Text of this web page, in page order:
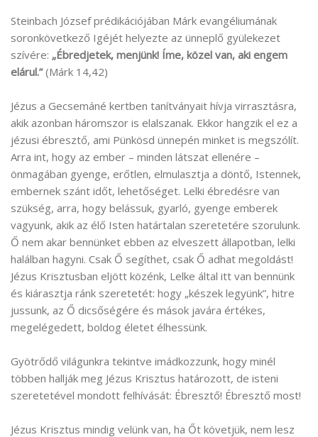
Steinbach József prédikációjában Márk evangéliumának
soronkövetkező Igéjét helyezte az ünneplő gyülekezet
szívére: „Ébredjetek, menjünk! Íme, közel van, aki engem
elárul.”(Márk 14,42)
Jézus a Gecsemáné kertben tanítványait hívja virrasztásra,
akik azonban háromszor is elalszanak. Ekkor hangzik el ez a
jézusi ébresztő, ami Pünkösd ünnepén minket is megszólít.
Arra int, hogy az ember – minden látszat ellenére –
önmagában gyenge, erőtlen, elmulasztja a döntő, Istennek,
embernek szánt időt, lehetőséget. Lelki ébredésre van
szükség, arra, hogy belássuk, gyarló, gyenge emberek
vagyunk, akik az élő Isten határtalan szeretetére szorulunk.
Ő nem akar bennünket ebben az elveszett állapotban, lelki
halálban hagyni. Csak Ő segíthet, csak Ő adhat megoldást!
Jézus Krisztusban eljött közénk, Lelke által itt van bennünk
és kiárasztja ránk szeretetét: hogy „készek legyünk”, hitre
jussunk, az Ő dicsőségére és mások javára értékes,
megelégedett, boldog életet élhessünk.
Gyötrődő világunkra tekintve imádkozzunk, hogy minél
többen hallják meg Jézus Krisztus határozott, de isteni
szeretetével mondott felhívását: Ébresztő! Ébresztő most!
Jézus Krisztus mindig velünk van, ha Őt követjük, nem lesz